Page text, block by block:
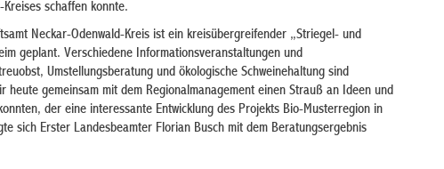
schaffen konnte.
Neckar-Odenwald-Kreis ist ein kreisübergreifender „Striegel- und
geplant. Verschiedene Informationsveranstaltungen und
Umstellungsberatung und ökologische Schweinehaltung sind
heute gemeinsam mit dem Regionalmanagement einen Strauß an Ideen und
der eine interessante Entwicklung des Projekts Bio-Musterregion in
sich Erster Landesbeamter Florian Busch mit dem Beratungsergebnis